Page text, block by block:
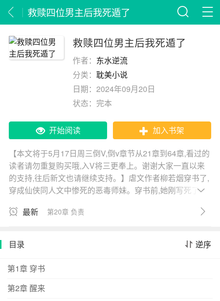
救赎四位男主后我死遁了
救赎四位男主后我死遁了
作者： 东水逆流
分类：耽美小说
日期：2024年09月20日
状态： 完本
开始阅读 加入书架
【本文将于5月17日周三倒V,倒v章节从21章到64章,看过的
读者请勿重复购买哦,入V将三更奉上。谢谢大家一直以来
的支持,往后新文也请继续支持。】虐文作者柳若烟穿书了,
穿成仙侠同人文中惨死的恶毒师妹。穿书前,她刚写死了一
人气男主,被刀的网友故意将她写成同人文里饱受凌.辱的炮
龙傲天的小师妹,臭名昭著万人嫌弃,因为她对男主们口蜜腹
剑、恃宠行凶。天道覆灭,男主们在拯救天道的途中顺手铲
除了她,众人欢呼大快人心。从始至终没有人怜惜她,最后下
场凄凉。这就是典型的不作死就不会死。系统告知柳若烟
若想要回现代,必须改变四位男主的悲剧结局。为了早日回
最新 第20章 负责
逆序
目录
第1章 穿书
第2章 醒来